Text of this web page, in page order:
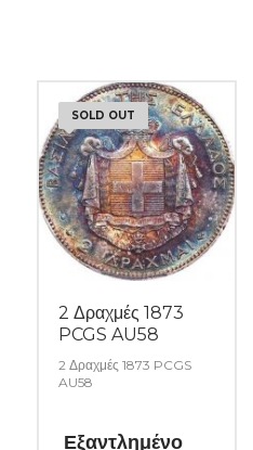
SOLD OUT
2 Δραχμές 1873
PCGS AU58
2 Δραχμές 1873 PCGS
AU58
Εξαντλημένο